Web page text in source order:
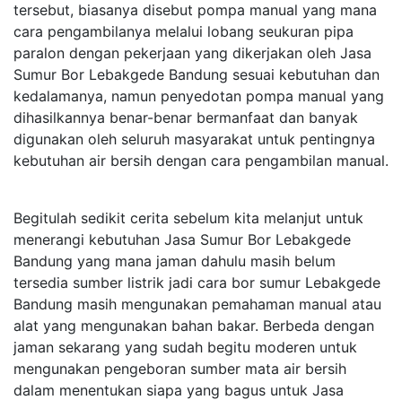
tersebut, biasanya disebut pompa manual yang mana
cara pengambilanya melalui lobang seukuran pipa
paralon dengan pekerjaan yang dikerjakan oleh Jasa
Sumur Bor Lebakgede Bandung sesuai kebutuhan dan
kedalamanya, namun penyedotan pompa manual yang
dihasilkannya benar-benar bermanfaat dan banyak
digunakan oleh seluruh masyarakat untuk pentingnya
kebutuhan air bersih dengan cara pengambilan manual.
Begitulah sedikit cerita sebelum kita melanjut untuk
menerangi kebutuhan Jasa Sumur Bor Lebakgede
Bandung yang mana jaman dahulu masih belum
tersedia sumber listrik jadi cara bor sumur Lebakgede
Bandung masih mengunakan pemahaman manual atau
alat yang mengunakan bahan bakar. Berbeda dengan
jaman sekarang yang sudah begitu moderen untuk
mengunakan pengeboran sumber mata air bersih
dalam menentukan siapa yang bagus untuk Jasa